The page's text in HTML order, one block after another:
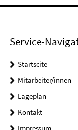
Service-
Startseite
Mitarbeiter/innen
Lageplan
Kontakt
Impressum